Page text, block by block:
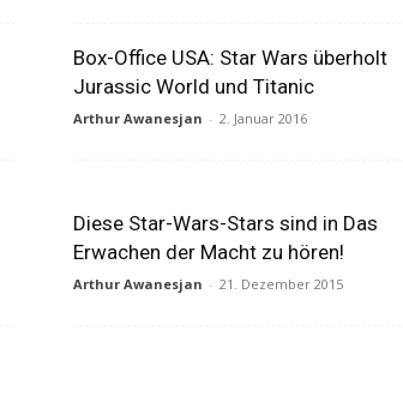
Box-Office USA: Star Wars überholt
Jurassic World und Titanic
Arthur Awanesjan - 2. Januar 2016
Diese Star-Wars-Stars sind in Das
Erwachen der Macht zu hören!
Arthur Awanesjan - 21. Dezember 2015